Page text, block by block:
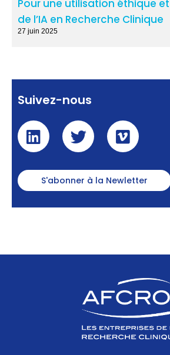
Pour une utilisation éthique
de l’IA en Recherche Clinique
27 juin 2025
Suivez-nous
S'abonner à la Newletter